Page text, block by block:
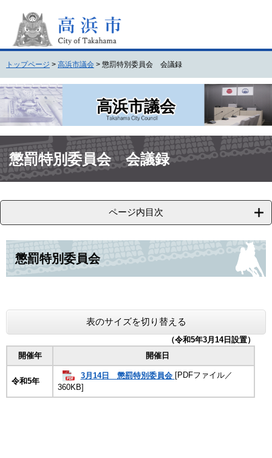
頭
で
す
。
飛
ば
し
て
本
文
へ
トップページ > 高浜市議会 > 懲罰特別委員会 会議録
高浜市議会
文懲罰特別委員会 会議録
ページ内目次
懲罰特別委員会
表のサイズを切り替える
（令和5年3月14日設置）
開催年
開催日
令和5年
3月14日 懲罰特別委員会 [PDFファイル／
360KB]